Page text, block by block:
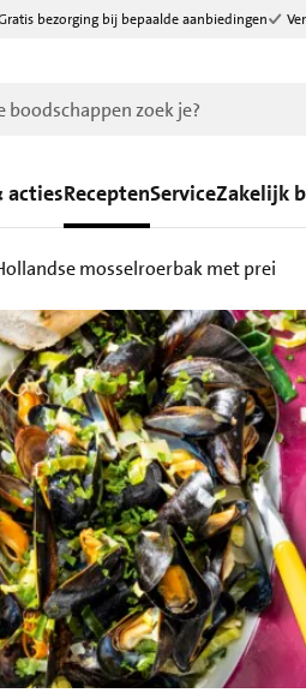
bezorging bij bepaalde aanbiedingen
actiesReceptenServiceZakelijk
mosselroerbak met prei